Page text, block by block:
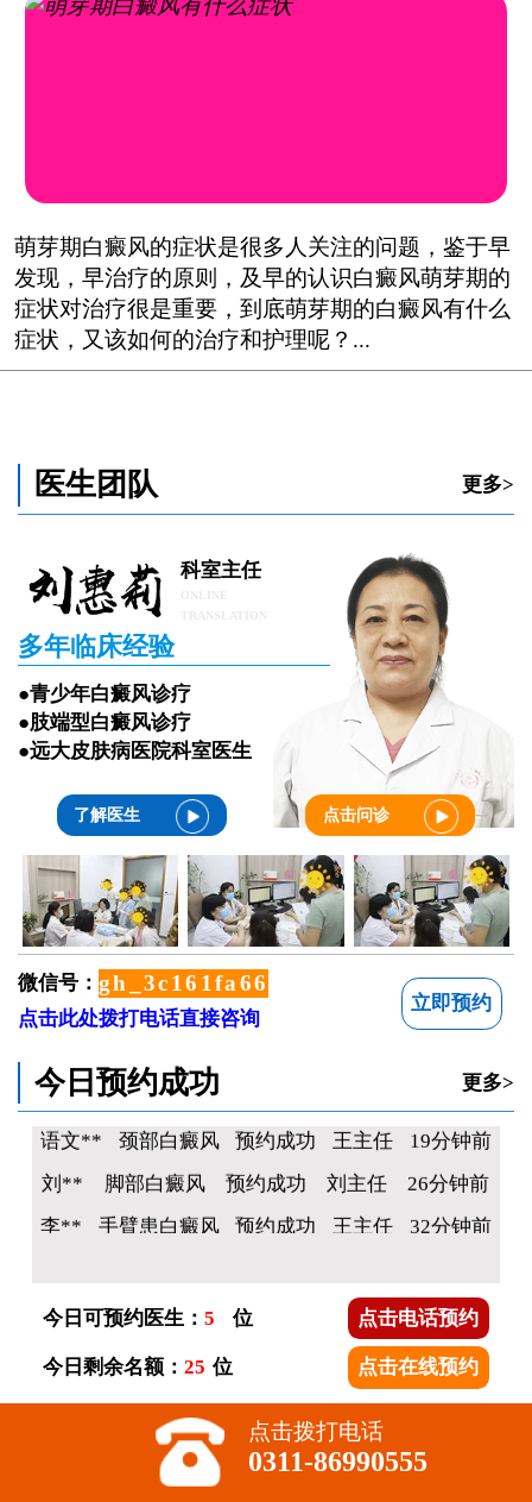
萌芽期白癜风的症状是很多人关注的问题，鉴于早
发现，早治疗的原则，及早的认识白癜风萌芽期的
症状对治疗很是重要，到底萌芽期的白癜风有什么
症状，又该如何的治疗和护理呢？...
医生团队 更多>
科室主任
多年临床经验
●青少年白癜风诊疗
●肢端型白癜风诊疗
●远大皮肤病医院科室医生
了解医生 点击问诊
微信号： gh_3c161fa66c18
点击此处拨打电话直接咨询
立即预约
今日预约成功 更多>
李**
腿部白癜风
13分钟前
语文**
颈部白癜风 预约成功 王主任
19分钟前
刘**
脚部白癜风 预约成功 刘主任
李**
手臂患白癜风 预约成功 王主任
高主任
48分钟前
王主任
53分钟前
柳** 儿童脸上有白斑 刘主任
54分钟前
额头有块白癜风 预约成功 王主任
今日可预约医生： 5 位 点击电话预约
今日剩余名额： 25 位 点击在线预约
点击拨打电话
0311-86990555